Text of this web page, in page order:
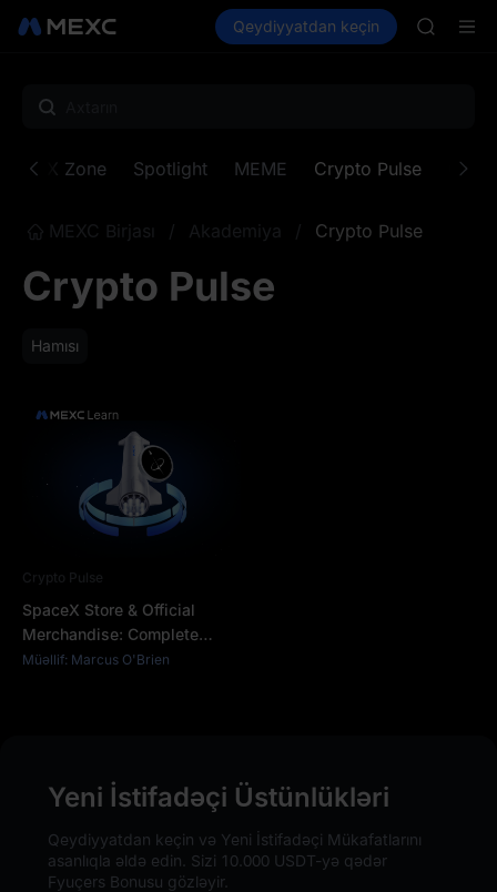
Bazarlar Spot Futures SPCX
Qeydiyyatdan keçin
MX Zone Spotlight MEME Crypto Pulse
MEXC Birjası / Akademiya / Crypto Pulse
Crypto Pulse
Hamısı
Crypto Pulse
SpaceX Store & Official
Merchandise: Complete
Authorized Buying Guide
Müəllif: Marcus O'Brien
Yeni İstifadəçi Üstünlükləri
Qeydiyyatdan keçin və Yeni İstifadəçi Mükafatlarını
asanlıqla əldə edin. Sizi 10.000 USDT-yə qədər
Fyuçers Bonusu gözləyir.